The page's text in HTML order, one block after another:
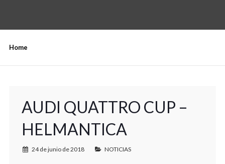
Home
AUDI QUATTRO CUP –
HELMANTICA
24 de junio de 2018 NOTICIAS